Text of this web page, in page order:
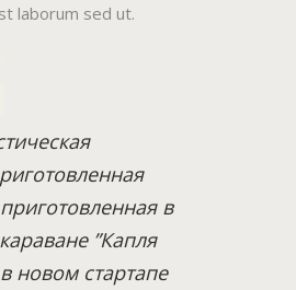
laborum sed ut.
в
”Капля
новом стартапе